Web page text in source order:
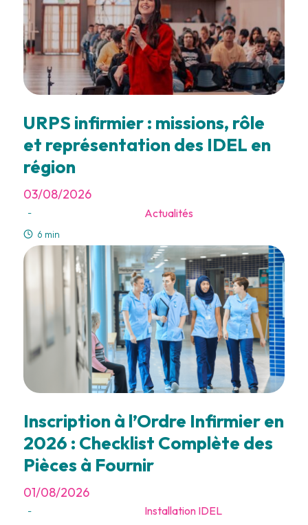
URPS infirmier : missions, rôle
et représentation des IDEL en
région
03/08/2026
- Actualités
6 min
Inscription à l’Ordre Infirmier en
2026 : Checklist Complète des
Pièces à Fournir
01/08/2026
- Installation IDEL